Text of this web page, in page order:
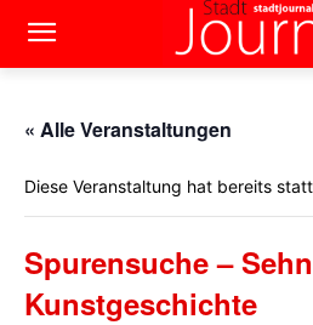
« Alle Veranstaltungen
Diese Veranstaltung hat bereits
Spurensuche –
Kunstgeschichte